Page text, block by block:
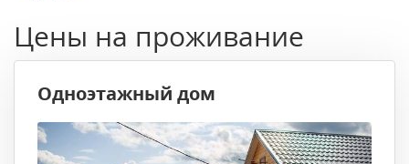
Цены на проживание
Одноэтажный дом